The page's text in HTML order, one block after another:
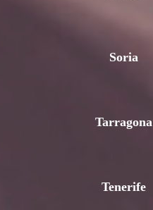
Soria
Tarragona
Tenerife